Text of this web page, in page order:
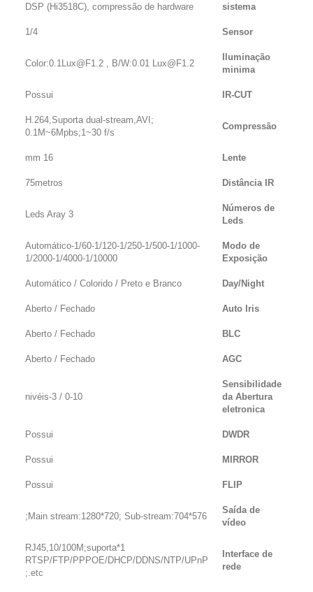
sistema
DSP (Hi3518C), compressão de hardware
Sensor
1/4
Iluminação
minima
Color:0.1Lux@F1.2 , B/W:0.01 Lux@F1.2
IR-CUT
Possui
Compressão
H.264,Suporta dual-stream,AVI;
0.1M~6Mpbs;1~30 f/s
Lente
16 mm
Distância IR
75metros
Números de
Leds
3 Leds Aray
Modo de
Exposição
Automático-1/60-1/120-1/250-1/500-1/1000-
1/2000-1/4000-1/10000
Day/Night
Automático / Colorido / Preto e Branco
Auto Iris
Aberto / Fechado
BLC
Aberto / Fechado
AGC
Aberto / Fechado
Sensibilidade
da Abertura
eletronica
0-10 / 3-nivéis
DWDR
Possui
MIRROR
Possui
FLIP
Possui
Saída de
vídeo
Main stream:1280*720; Sub-stream:704*576;
Interface de
rede
1*RJ45,10/100M;suporta
RTSP/FTP/PPPOE/DHCP/DDNS/NTP/UPnP
etc.;